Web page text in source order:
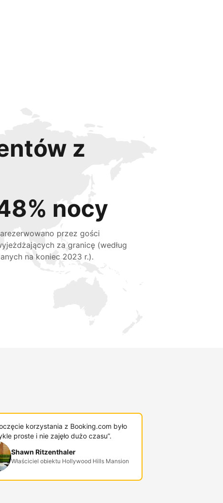
z
nocy
przez gości
za granicę (według
na koniec 2023 r.).
korzystania z Booking.com było
proste i nie zajęło dużo czasu”.
Shawn Ritzenthaler
Właściciel obiektu Hollywood Hills Mansion